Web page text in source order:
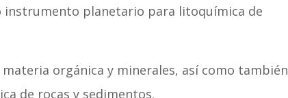
instrumento planetario para litoquímica de
orgánica y minerales, así como también
de rocas y sedimentos.